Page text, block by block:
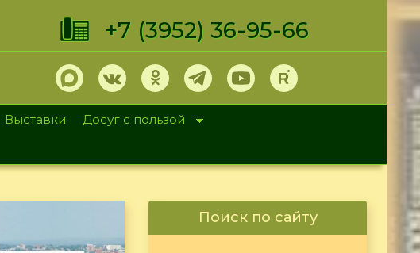
+7 (3952) 36-95-66
Выставки
Досуг с пользой
Поиск по сайту